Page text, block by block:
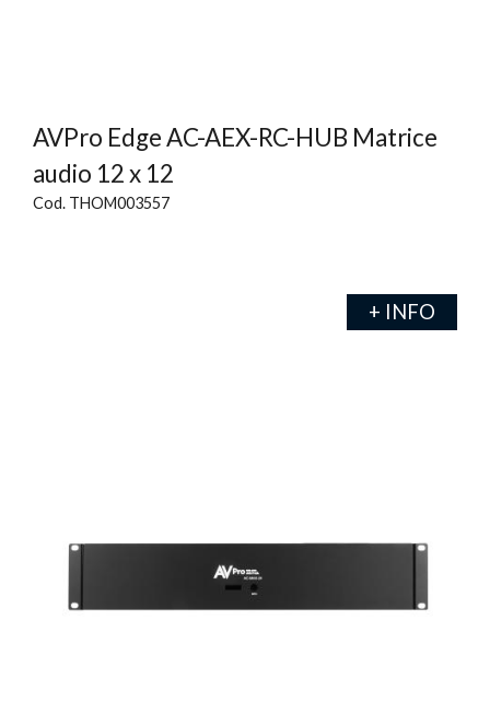
AVPro Edge AC-AEX-RC-HUB Matrice
audio 12 x 12
Cod. THOM003557
+ INFO